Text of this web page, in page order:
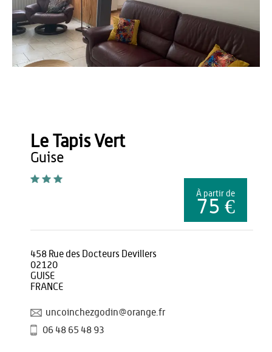
Le Tapis Vert
guise
À partir de
75 €
458 Rue des Docteurs Devillers
02120
GUISE
FRANCE
uncoinchezgodin@orange.fr
06 48 65 48 93